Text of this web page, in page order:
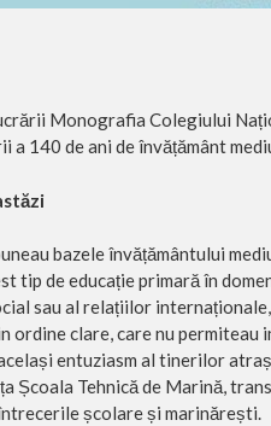
Monografia Colegiului
140 de ani de învățământ
bazele învățământului
tip de educație primară în
sau al relațiilor
clare, care nu permiteau
entuziasm al tinerilor
Școala Tehnică de Marină,
școlare și marinărești.